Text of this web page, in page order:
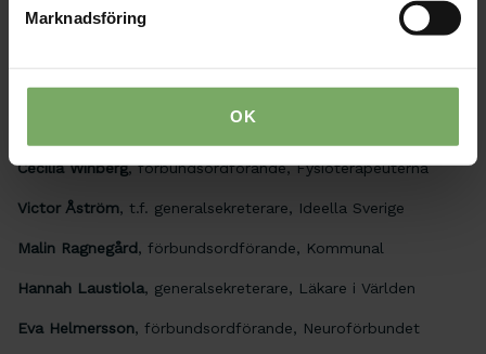
Marknadsföring
OK
Maja Frankel, generalsekreterare, Friends
Cecilia Winberg, förbundsordförande, Fysioterapeuterna
Victor Åström, t.f. generalsekreterare, Ideella Sverige
Malin Ragnegård, förbundsordförande, Kommunal
Hannah Laustiola, generalsekreterare, Läkare i Världen
Eva Helmersson, förbundsordförande, Neuroförbundet